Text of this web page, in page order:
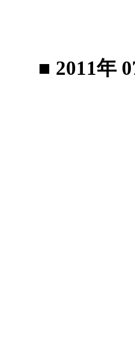
■ 2011年